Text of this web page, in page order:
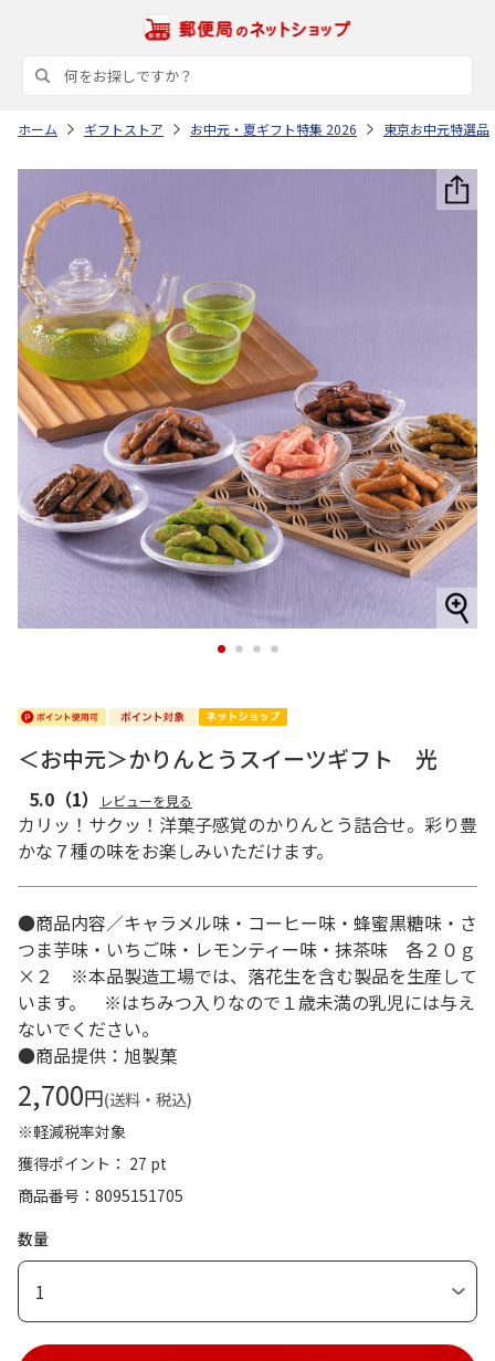
ホーム ギフトストア お中元・夏ギフト特集 2026 東京お中元特選品
1 2 3 4
＜お中元＞かりんとうスイーツギフト 光
5.0 （1） レビューを見る
カリッ！サクッ！洋菓子感覚のかりんとう詰合せ。彩り豊
かな７種の味をお楽しみいただけます。
●商品内容／キャラメル味・コーヒー味・蜂蜜黒糖味・さ
つま芋味・いちご味・レモンティー味・抹茶味 各２０ｇ
×２ ※本品製造工場では、落花生を含む製品を生産して
います。 ※はちみつ入りなので１歳未満の乳児には与え
ないでください。
●商品提供：旭製菓
2,700円(送料・税込)
※軽減税率対象
獲得ポイント： 27 pt
商品番号
8095151705
数量
1